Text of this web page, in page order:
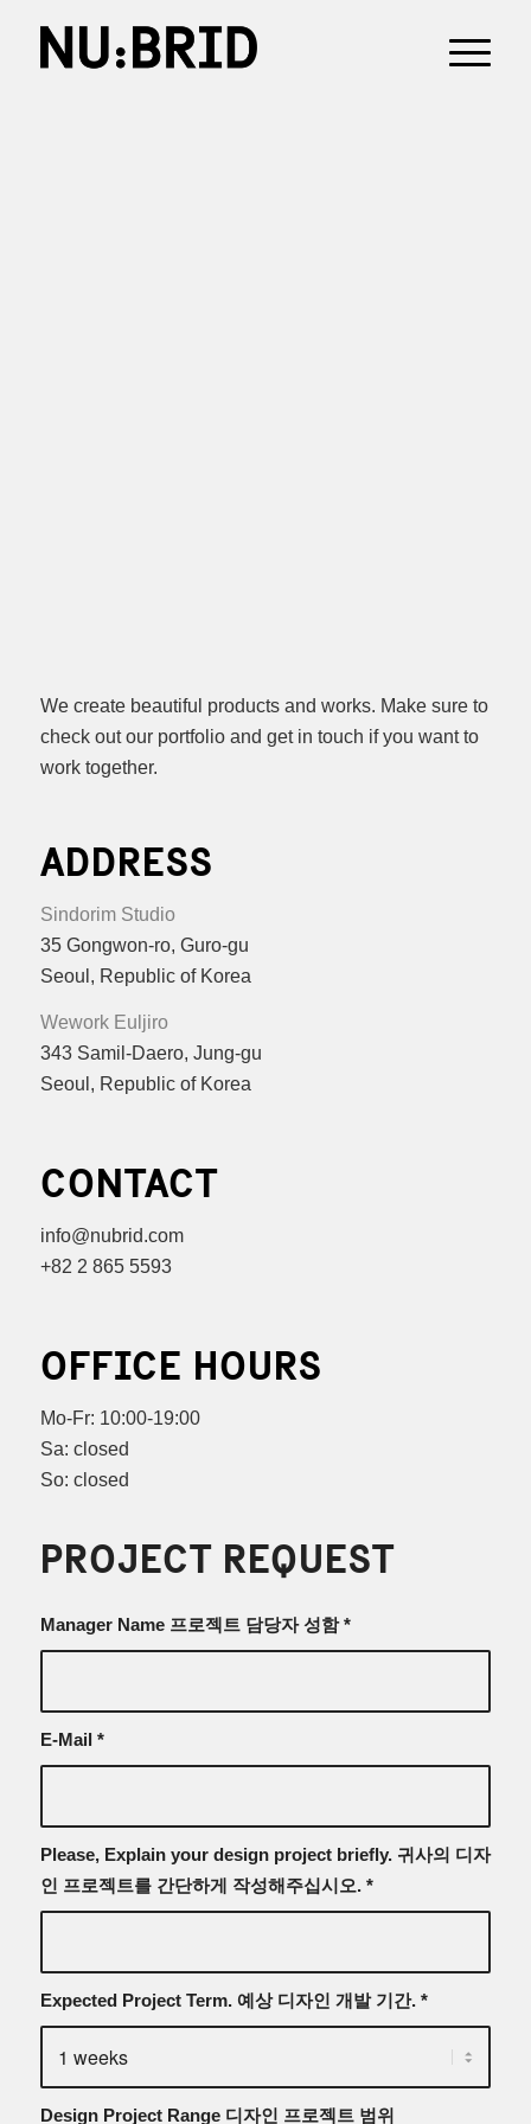
We create beautiful products and works. Make sure to
check out our portfolio and get in touch if you want to
work together.
ADDRESS
Sindorim Studio
35 Gongwon-ro, Guro-gu
Seoul, Republic of Korea
Wework Euljiro
343 Samil-Daero, Jung-gu
Seoul, Republic of Korea
CONTACT
info@nubrid.com
+82 2 865 5593
OFFICE HOURS
Mo-Fr: 10:00-19:00
Sa: closed
So: closed
PROJECT REQUEST
Manager Name 프로젝트 담당자 성함*
E-Mail *
Please, Explain your design project briefly. 귀사의 디자
인 프로젝트를 간단하게 작성해주십시오. *
Expected Project Term. 예상 디자인 개발 기간. *
Design Project Range 디자인 프로젝트 범위